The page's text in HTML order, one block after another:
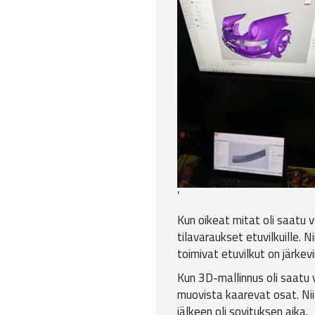
’
Kun oikeat mitat oli saatu
tilavaraukset etuvilkuille.
toimivat etuvilkut on
Kun 3D-mallinnus oli
muovista kaarevat osat.